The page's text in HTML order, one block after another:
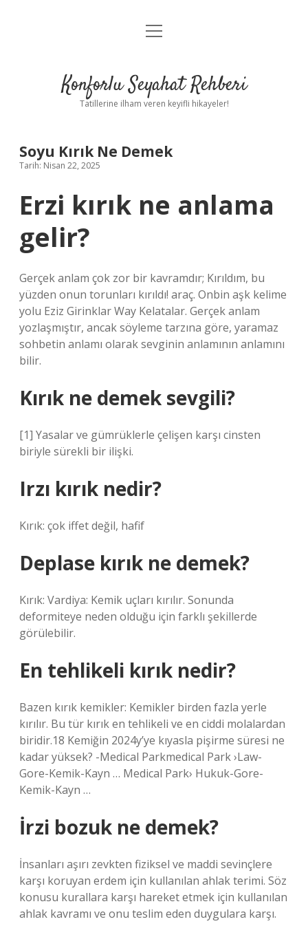
Anasayfa
Yasal Uyarı
menüyü
Konforlu Seyahat Rehberi
Tatillerine ilham veren keyifli hikayeler!
Soyu Kırık Ne Demek
Tarih: Nisan 22, 2025
Erzi kırık ne anlama
gelir?
Gerçek anlam çok zor bir kavramdır; Kırıldım, bu
yüzden onun torunları kırıldı! araç. Onbin aşk kelime
yolu Eziz Girinklar Way Kelatalar. Gerçek anlam
yozlaşmıştır, ancak söyleme tarzına göre, yaramaz
sohbetin anlamı olarak sevginin anlamının anlamını
bilir.
Kırık ne demek sevgili?
[1] Yasalar ve gümrüklerle çelişen karşı cinsten
biriyle sürekli bir ilişki.
Irzı kırık nedir?
Kırık: çok iffet değil, hafif
Deplase kırık ne demek?
Kırık: Vardiya: Kemik uçları kırılır. Sonunda
deformiteye neden olduğu için farklı şekillerde
görülebilir.
En tehlikeli kırık nedir?
Bazen kırık kemikler: Kemikler birden fazla yerle
kırılır. Bu tür kırık en tehlikeli ve en ciddi molalardan
biridir.18 Kemiğin 2024y’ye kıyasla pişirme süresi ne
kadar yüksek? -Medical Parkmedical Park ›Law-
Gore-Kemik-Kayn … Medical Park› Hukuk-Gore-
Kemik-Kayn …
İrzi bozuk ne demek?
İnsanları aşırı zevkten fiziksel ve maddi sevinçlere
karşı koruyan erdem için kullanılan ahlak terimi. Söz
konusu kurallara karşı hareket etmek için kullanılan
ahlak kavramı ve onu teslim eden duygulara karşı.